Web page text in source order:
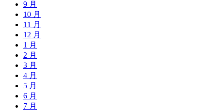
9 月
10 月
11 月
12 月
1 月
2 月
3 月
4 月
5 月
6 月
7 月